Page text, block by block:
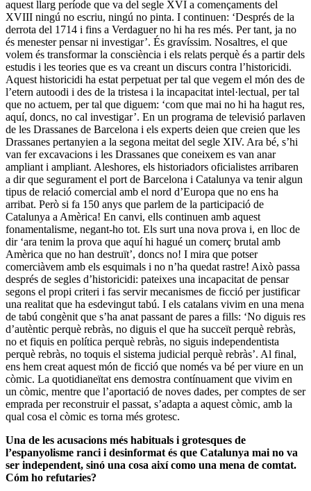
aquest llarg període que va del segle XVI a començaments del
XVIII ningú no escriu, ningú no pinta. I continuen: ‘Després de la
derrota del 1714 i fins a Verdaguer no hi ha res més. Per tant, ja no
és menester pensar ni investigar’. És gravíssim. Nosaltres, el que
volem és transformar la consciència i els relats perquè és a partir dels
estudis i les teories que es va creant un discurs contra l’historicidi.
Aquest historicidi ha estat perpetuat per tal que vegem el món des de
l’etern autoodi i des de la tristesa i la incapacitat intel·lectual, per tal
que no actuem, per tal que diguem: ‘com que mai no hi ha hagut res,
aquí, doncs, no cal investigar’. En un programa de televisió parlaven
de les Drassanes de Barcelona i els experts deien que creien que les
Drassanes pertanyien a la segona meitat del segle XIV. Ara bé, s’hi
van fer excavacions i les Drassanes que coneixem es van anar
ampliant i ampliant. Aleshores, els historiadors oficialistes arribaren
a dir que segurament el port de Barcelona i Catalunya va tenir algun
tipus de relació comercial amb el nord d’Europa que no ens ha
arribat. Però si fa 150 anys que parlem de la participació de
Catalunya a Amèrica! En canvi, ells continuen amb aquest
fonamentalisme, negant-ho tot. Els surt una nova prova i, en lloc de
dir ‘ara tenim la prova que aquí hi hagué un comerç brutal amb
Amèrica que no han destruït’, doncs no! I mira que potser
comerciàvem amb els esquimals i no n’ha quedat rastre! Això passa
després de segles d’historicidi: pateixes una incapacitat de pensar
segons el propi criteri i fas servir mecanismes de ficció per justificar
una realitat que ha esdevingut tabú. I els catalans vivim en una mena
de tabú congènit que s’ha anat passant de pares a fills: ‘No diguis res
d’autèntic perquè rebràs, no diguis el que ha succeït perquè rebràs,
no et fiquis en política perquè rebràs, no siguis independentista
perquè rebràs, no toquis el sistema judicial perquè rebràs’. Al final,
ens hem creat aquest món de ficció que només va bé per viure en un
còmic. La quotidianeïtat ens demostra contínuament que vivim en
un còmic, mentre que l’aportació de noves dades, per comptes de ser
emprada per reconstruir el passat, s’adapta a aquest còmic, amb la
qual cosa el còmic es torna més grotesc.
Una de les acusacions més habituals i grotesques de
l’espanyolisme ranci i desinformat és que Catalunya mai no va
ser independent, sinó una cosa així como una mena de comtat.
Cóm ho refutaries?